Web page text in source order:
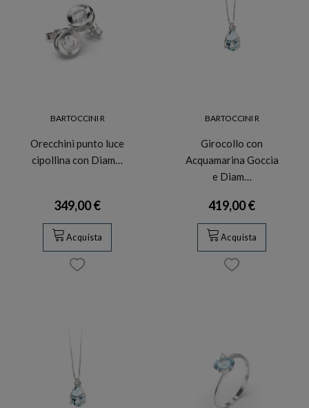
BARTOCCINI R
Orecchini punto luce
cipollina con Diam…
349,00 €
Acquista
BARTOCCINI R
Girocollo con
Acquamarina Goccia
e Diam…
419,00 €
Acquista